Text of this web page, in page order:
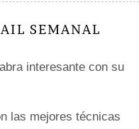
SEMANAL
interesante con su
las mejores técnicas